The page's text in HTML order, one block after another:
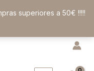
superiores a 50€ !!!!!